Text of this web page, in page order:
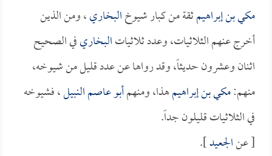
مكي بن إبراهيمثقة من كبار شيوخالبخاري، ومن الذين
أخرج عنهم الثلاثيات، وعدد ثلاثياتالبخاريفي الصحيح
اثنان وعشرون حديثاً، وقد رواها عن عدد قليل من شيوخه،
منهم:مكي بن إبراهيمهذا، ومنهمأبو عاصم النبيل، فشيوخه
في الثلاثيات قليلون جداً.
[ عنالجعيد].